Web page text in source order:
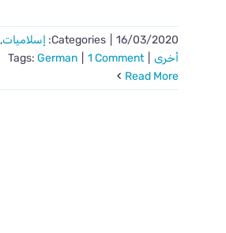
16/03/2020
Categories: إسلاميات,
أخرى
Tags: German
1 Comment
Read More